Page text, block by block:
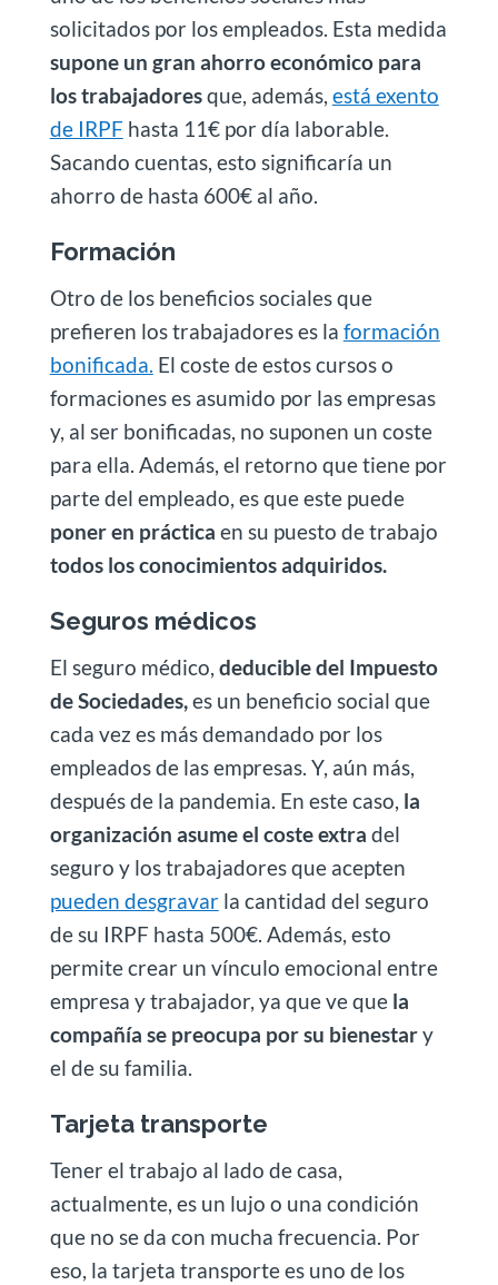
solicitados por los empleados. Esta medida
supone un gran ahorro económico para
los trabajadoresque, además, está exento
de IRPF hasta 11€ por día laborable.
Sacando cuentas, esto significaría un
ahorro de hasta 600€ al año.
Formación
Otro de los beneficios sociales que
prefieren los trabajadores es la formación
bonificada. El coste de estos cursos o
formaciones es asumido por las empresas
y, al ser bonificadas, no suponen un coste
para ella. Además, el retorno que tiene por
parte del empleado, es que este puede
poner en práctica en su puesto de trabajo
todos los conocimientos adquiridos.
Seguros médicos
El seguro médico, deducible del Impuesto
de Sociedades,es un beneficio social que
cada vez es más demandado por los
empleados de las empresas. Y, aún más,
después de la pandemia. En este caso, la
organización asume el coste extra del
seguro y los trabajadores que acepten
pueden desgravarla cantidad del seguro
de su IRPF hasta 500€. Además, esto
permite crear un vínculo emocional entre
empresa y trabajador, ya que ve que la
compañía se preocupa por su bienestary
el de su familia.
Tarjeta transporte
Tener el trabajo al lado de casa,
actualmente, es un lujo o una condición
que no se da con mucha frecuencia. Por
eso, la tarjeta transporte es uno de los